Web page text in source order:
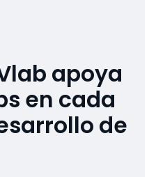
apoya
en cada
de